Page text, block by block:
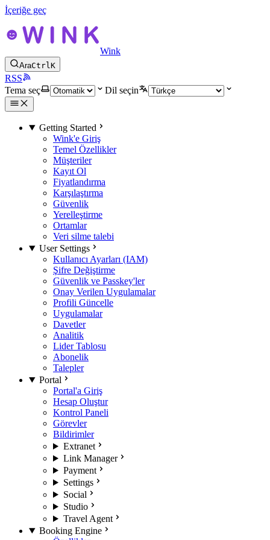
İçeriğe geç
Wink
AraCtrlK
RSS
Tema seç
Dil seçin
Getting Started
Wink'e Giriş
Temel Özellikler
Müşteriler
Kayıt Ol
Fiyatlandırma
Karşılaştırma
Güvenlik
Yerelleştirme
Ortamlar
Veri silme talebi
User Settings
Kullanıcı Ayarları (IAM)
Şifre Değiştirme
Güvenlik ve Passkey'ler
Onay Verilen Uygulamalar
Profili Güncelle
Uygulamalar
Davetler
Analitik
Lider Tablosu
Abonelik
Talepler
Portal
Portal'a Giriş
Hesap Oluştur
Kontrol Paneli
Görevler
Bildirimler
Extranet
Link Manager
Payment
Settings
Social
Studio
Travel Agent
Booking Engine